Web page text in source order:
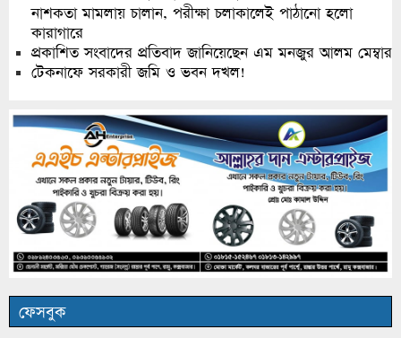
নাশকতা মামলায় চালান, পরীক্ষা চলাকালেই পাঠানো হলো
কারাগারে
প্রকাশিত সংবাদের প্রতিবাদ জানিয়েছেন এম মনজুর আলম মেম্বার
টেকনাফে সরকারী জমি ও ভবন দখল!
ফেসবুক